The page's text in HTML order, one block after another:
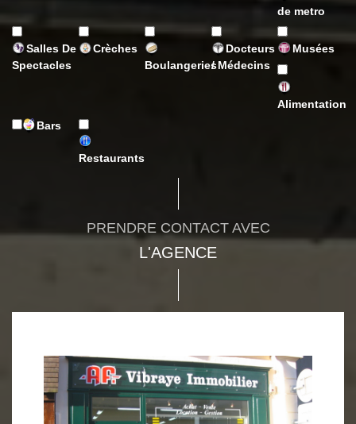
de metro
Salles De
Spectacles
Crèches
Boulangeries
Docteurs
/ Médecins
Musées
Alimentation
Bars
Restaurants
PRENDRE CONTACT AVEC
L'AGENCE